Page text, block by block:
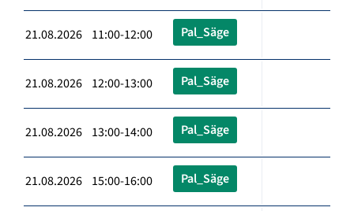
21.08.2026 11:00-12:00 Pal_Säge
21.08.2026 12:00-13:00 Pal_Säge
21.08.2026 13:00-14:00 Pal_Säge
21.08.2026 15:00-16:00 Pal_Säge